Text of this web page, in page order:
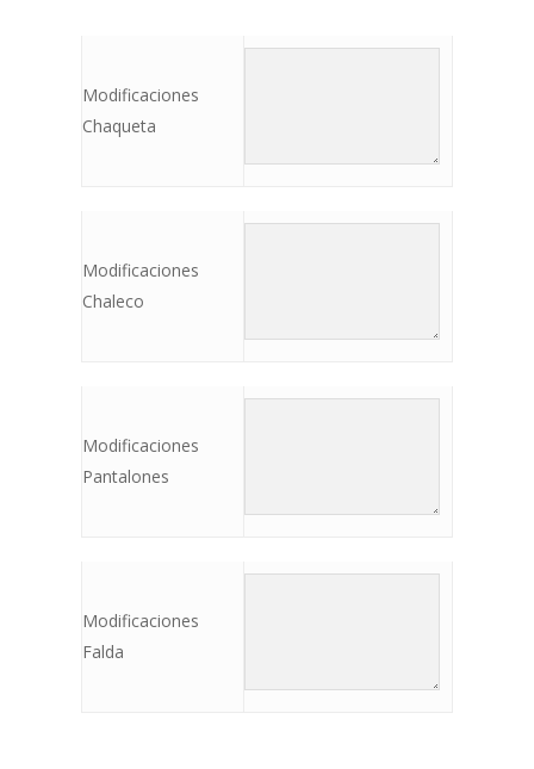
Modificaciones
Chaqueta
Modificaciones
Chaleco
Modificaciones
Pantalones
Modificaciones
Falda